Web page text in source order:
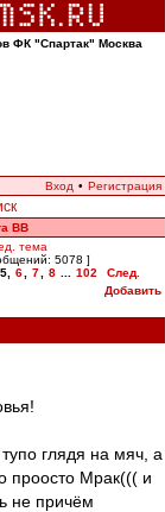
ФК "Спартак" Москва
Вход • Регистрация
ВВ
тема
5078 ]
5, 6 7 8 102
След.
Добавить
глядя на мяч, а
проосто Мрак((( и
не причём